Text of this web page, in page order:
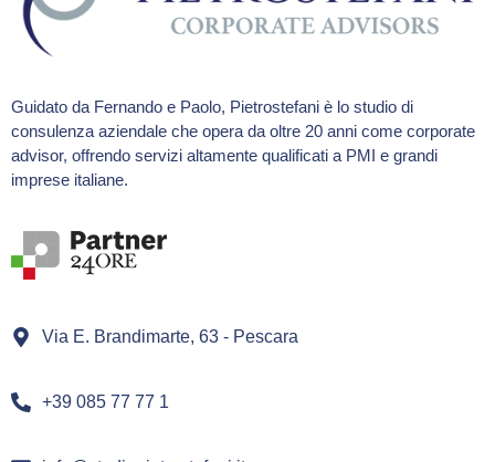
Guidato da Fernando e Paolo, Pietrostefani è lo studio di
consulenza aziendale che opera da oltre 20 anni come corporate
advisor, offrendo servizi altamente qualificati a PMI e grandi
imprese italiane.
Via E. Brandimarte, 63 - Pescara
+39 085 77 77 1